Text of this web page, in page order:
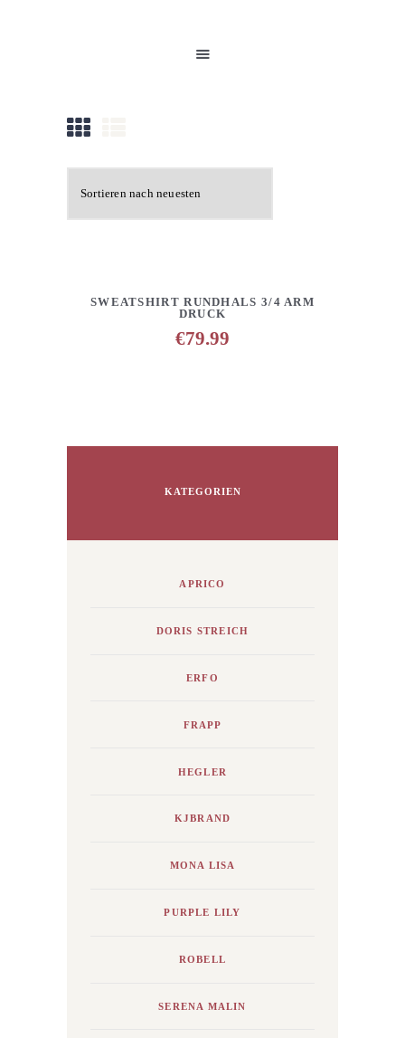
ÜBER UNS
KONTAKT
DETAILS ANFRAGE HINZUFÜGEN
SWEATSHIRT RUNDHALS 3/4 ARM
DRUCK
€79.99
KATEGORIEN
APRICO
DORIS STREICH
ERFO
FRAPP
HEGLER
KJBRAND
MONA LISA
PURPLE LILY
ROBELL
SERENA MALIN